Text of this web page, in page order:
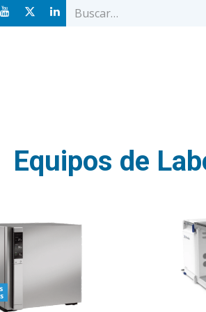
Equipos de